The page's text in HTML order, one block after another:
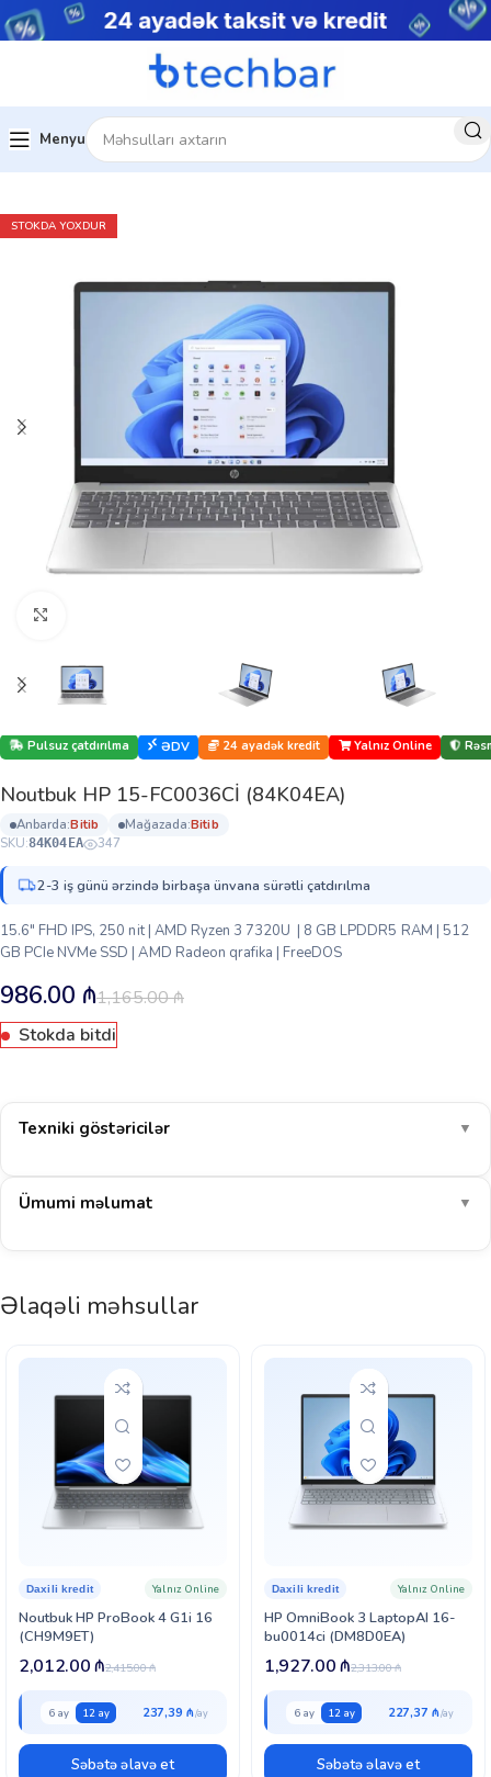
Menyu
Ev Noutbuklar Gündəlik noutbuklar
STOKDA YOXDUR
Pulsuz çatdırılma ƏDV 24 ayadək kredit Yalnız Online
Noutbuk HP 15-FC0036Cİ (84K04EA)
anbarda: bi̇ti̇b mağazada: bi̇ti̇b
SKU:84K04EA 347
2-3 iş günü ərzində birbaşa ünvana sürətli çatdırılma
15.6″ FHD IPS, 250 nit | AMD Ryzen 3 7320U | 8 GB LPDDR5 RAM | 512
GB PCIe NVMe SSD | AMD Radeon qrafika | FreeDOS
1,165.00₼
986.00 ₼
Stokda bitdi
Texniki göstəricilər ▼
Ümumi məlumat ▼
Əlaqəli məhsullar
Noutbuk HP ProBook 4 G1i 16
(CH9M9ET)
Daxili kredit Yalnız Online
2,415.00₼
2,012.00₼
6 ay 12 ay 237,39 ₼
Səbətə əlavə et
HP OmniBook 3 LaptopAI 16-
bu0014ci (DM8D0EA)
Daxili kredit Yalnız Online
2,313.00₼
1,927.00₼
6 ay 12 ay 227,37 ₼
Səbətə əlavə et